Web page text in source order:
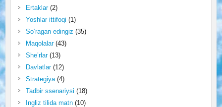
Ertaklar(2)
Yoshlar ittifoqi (1)
So‘ragan edingiz (35)
Maqolalar(43)
She’rlar(13)
Davlatlar(12)
Strategiya(4)
Tadbir ssenariysi (18)
Ingliz tilida matn(10)